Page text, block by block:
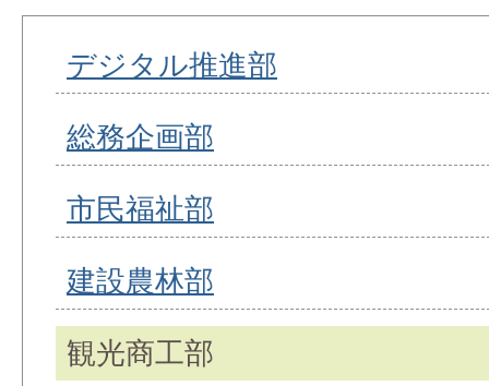
デジタル推進部
総務企画部
市民福祉部
建設農林部
観光商工部